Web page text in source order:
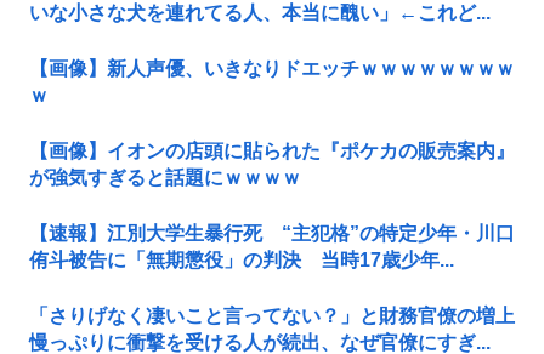
いな小さな犬を連れてる人、本当に醜い」←これど...
【画像】新人声優、いきなりドエッチｗｗｗｗｗｗｗｗ
ｗ
【画像】イオンの店頭に貼られた『ポケカの販売案内』
が強気すぎると話題にｗｗｗｗ
【速報】江別大学生暴行死 “主犯格”の特定少年・川口
侑斗被告に「無期懲役」の判決 当時17歳少年...
「さりげなく凄いこと言ってない？」と財務官僚の増上
慢っぷりに衝撃を受ける人が続出、なぜ官僚にすぎ...